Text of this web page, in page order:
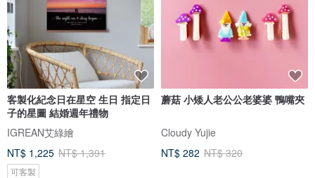
客製化紀念日在星空 生日 指定日
子的星圖 結婚週年禮物
IGREAN艾綠繪
NT$ 1,225 NT$ 1,391
可客製
蘑菇 小矮人老公公老婆婆 鴨嘴夾
Cloudy Yujie
NT$ 282 NT$ 320